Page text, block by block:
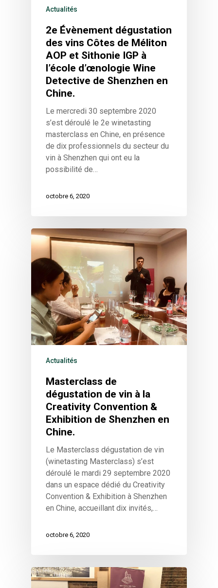
Actualités
2e Évènement dégustation
des vins Côtes de Méliton
AOP et Sithonie IGP à
l’école d’œnologie Wine
Detective de Shenzhen en
Chine.
Le mercredi 30 septembre 2020
s’est déroulé le 2e winetasting
masterclass en Chine, en présence
de dix professionnels du secteur du
vin à Shenzhen qui ont eu la
possibilité de…
octobre 6, 2020
Actualités
Masterclass de
dégustation de vin à la
Creativity Convention &
Exhibition de Shenzhen en
Chine.
Le Masterclass dégustation de vin
(winetasting Masterclass) s’est
déroulé le mardi 29 septembre 2020
dans un espace dédié du Creativity
Convention & Exhibition à Shenzhen
en Chine, accueillant dix invités,…
octobre 6, 2020